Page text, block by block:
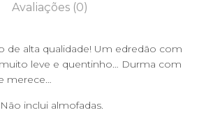
Avaliações (0)
de alta qualidade! Um edredão com
leve e quentinho… Durma com
merece…
inclui almofadas.